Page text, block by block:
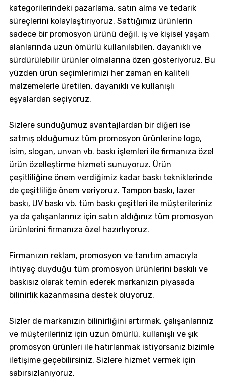
kategorilerindeki pazarlama, satın alma ve tedarik
süreçlerini kolaylaştırıyoruz. Sattığımız ürünlerin
sadece bir promosyon ürünü değil, iş ve kişisel yaşam
alanlarında uzun ömürlü kullanılabilen, dayanıklı ve
sürdürülebilir ürünler olmalarına özen gösteriyoruz. Bu
yüzden ürün seçimlerimizi her zaman en kaliteli
malzemelerle üretilen, dayanıklı ve kullanışlı
eşyalardan seçiyoruz.
Sizlere sunduğumuz avantajlardan bir diğeri ise
satmış olduğumuz tüm promosyon ürünlerine logo,
isim, slogan, unvan vb. baskı işlemleri ile firmanıza özel
ürün özelleştirme hizmeti sunuyoruz. Ürün
çeşitliliğine önem verdiğimiz kadar baskı tekniklerinde
de çeşitliliğe önem veriyoruz. Tampon baskı, lazer
baskı, UV baskı vb. tüm baskı çeşitleri ile müşterileriniz
ya da çalışanlarınız için satın aldığınız tüm promosyon
ürünlerini firmanıza özel hazırlıyoruz.
Firmanızın reklam, promosyon ve tanıtım amacıyla
ihtiyaç duyduğu tüm promosyon ürünlerini baskılı ve
baskısız olarak temin ederek markanızın piyasada
bilinirlik kazanmasına destek oluyoruz.
Sizler de markanızın bilinirliğini artırmak, çalışanlarınız
ve müşterileriniz için uzun ömürlü, kullanışlı ve şık
promosyon ürünleri ile hatırlanmak istiyorsanız bizimle
iletişime geçebilirsiniz. Sizlere hizmet vermek için
sabırsızlanıyoruz.